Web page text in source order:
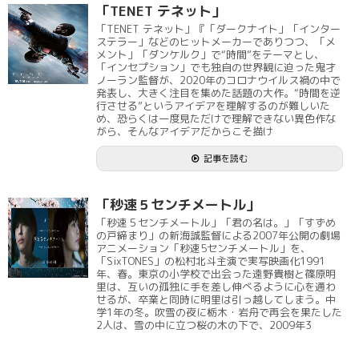
「TENET テネット」
「TENET テネット」『「ダークナイト」「インター
ステラー」などのヒットメーカーでありつつ、「メ
メント」「ダンケルク」で“時間”をテーマとし、
「インセプション」でも独自の世界観に迫った鬼才
ノーラン監督が、2020年のコロナウイルス禍の中で
発表し、大きく注目を集めた話題の大作。“時間を逆
行させる”というアイデアを理解するのが難しいた
め、恐らくは一度見ただけで理解できない異色作な
がら、そんなアイデアだからこそ描け
記事を読む
「秒速５センチメートル」
「秒速５センチメートル」「君の名は。」「すずめ
の戸締まり」の新海誠監督による2007年公開の劇場
アニメーション「秒速5センチメートル」を、
「SixTONES」の松村北斗主演で実写映画化1991
年、春。東京の小学校で出会った遠野貴樹と篠原明
里は、互いの孤独に手を差し伸べるように心を通わ
せるが、卒業と同時に明里は引っ越してしまう。中
学1年の冬。吹雪の夜に栃木・岩舟で再会を果たした
2人は、雪の中に立つ桜の木の下で、2009年3